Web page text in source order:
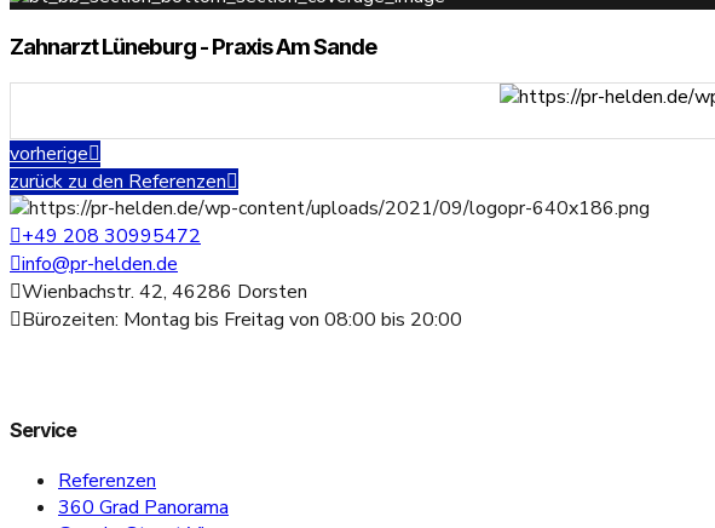
Zahnarzt Lüneburg - Praxis Am Sande
vorherige
zurück zu den Referenzen
+49 208 30995472
info@pr-helden.de
Wienbachstr. 42, 46286 Dorsten
Bürozeiten: Montag bis Freitag von 08:00 bis 20:00
Service
Referenzen
360 Grad Panorama